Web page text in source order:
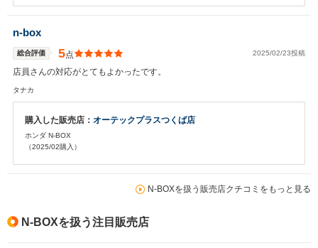
わせて契約したかったなーと思っております。 アフターサービスの充実度は
思うので星5になると思います。 書類の作成や、車体の補修、その他手続き
などに携わって下さった店舗のスタッフの方にも感謝を申し上げます。
n-box
総合評価 5点 2025/02/23投稿
店員さんの対応がとてもよかったです。
タナカ
購入した販売店： オーテックプラスつくば店
ホンダ N-BOX
（2025/02購入）
N-BOXを扱う販売店クチコミをもっと見る
N-BOXを扱う注目販売店